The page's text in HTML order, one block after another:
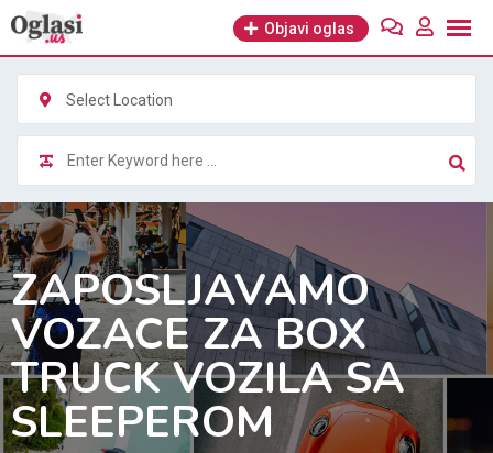
Skip
content
Objavi oglas
Select Location
ZAPOSLJAVAMO
VOZACE ZA BOX
TRUCK VOZILA SA
SLEEPEROM